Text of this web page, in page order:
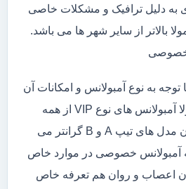
دلیل ترافیک و مشکلات خاصی
بالاتر از سایر شهر ها می باشد.
خصوصی
توجه به نوع آمبولانس و امکانات آن
متفاوت خواهد بود معمولا آمبولانس های نوع VIP از همه
مدل ها گرانتر و بعد از آن مدل های تیپ A و B گرانتر می
آمبولانس خصوصی در موارد خاص
اعصاب و روان هم تعرفه خاص